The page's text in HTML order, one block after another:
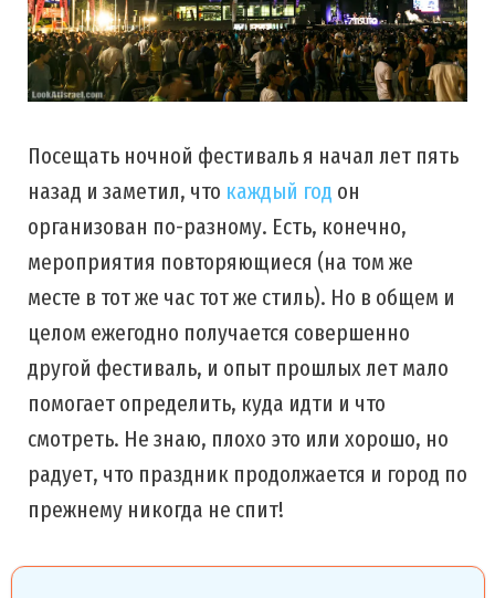
Посещать ночной фестиваль я начал лет пять
назад и заметил, что каждый год он
организован по-разному. Есть, конечно,
мероприятия повторяющиеся (на том же
месте в тот же час тот же стиль). Но в общем и
целом ежегодно получается совершенно
другой фестиваль, и опыт прошлых лет мало
помогает определить, куда идти и что
смотреть. Не знаю, плохо это или хорошо, но
радует, что праздник продолжается и город по
прежнему никогда не спит!